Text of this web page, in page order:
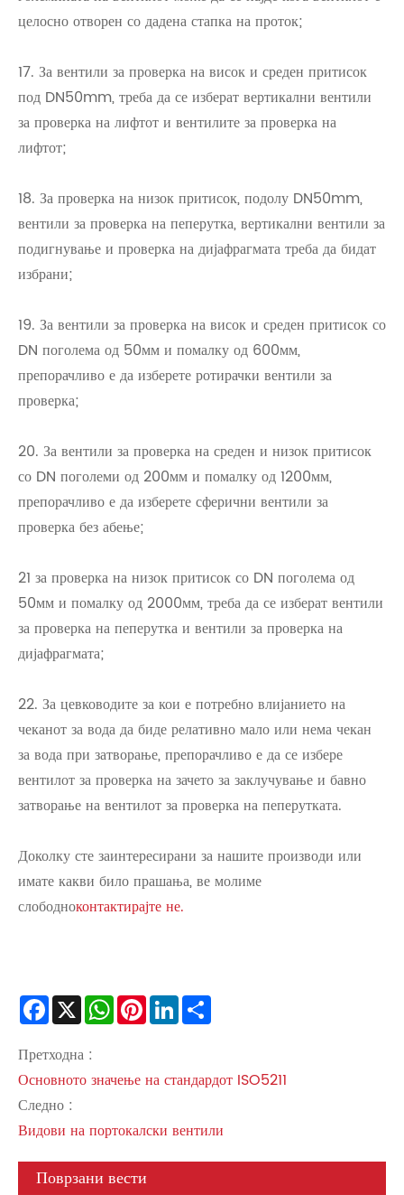
целосно отворен со дадена стапка на проток;
17. За вентили за проверка на висок и среден притисок
под DN50mm, треба да се изберат вертикални вентили
за проверка на лифтот и вентилите за проверка на
лифтот;
18. За проверка на низок притисок, подолу DN50mm,
вентили за проверка на пеперутка, вертикални вентили за
подигнување и проверка на дијафрагмата треба да бидат
избрани;
19. За вентили за проверка на висок и среден притисок со
DN поголема од 50мм и помалку од 600мм,
препорачливо е да изберете ротирачки вентили за
проверка;
20. За вентили за проверка на среден и низок притисок
со DN поголеми од 200мм и помалку од 1200мм,
препорачливо е да изберете сферични вентили за
проверка без абење;
21 за проверка на низок притисок со DN поголема од
50мм и помалку од 2000мм, треба да се изберат вентили
за проверка на пеперутка и вентили за проверка на
дијафрагмата;
22. За цевководите за кои е потребно влијанието на
чеканот за вода да биде релативно мало или нема чекан
за вода при затворање, препорачливо е да се избере
вентилот за проверка на зачето за заклучување и бавно
затворање на вентилот за проверка на пеперутката.
Доколку сте заинтересирани за нашите производи или
имате какви било прашања, ве молиме
слободноконтактирајте не.
Facebook
X WhatsApp
PinterestLinkedIn
Претходна :
Основното значење на стандардот ISO5211
Следно :
Видови на портокалски вентили
Поврзани вести